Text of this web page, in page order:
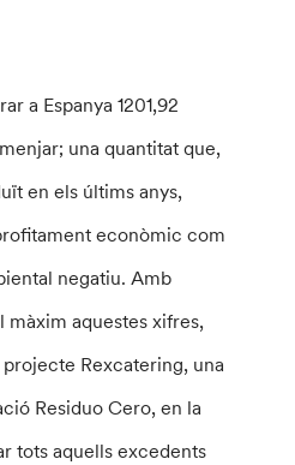
a Espanya 1201,92
una quantitat que,
en els últims anys,
econòmic com
negatiu. Amb
màxim aquestes xifres,
Rexcatering, una
Residuo Cero, en la
tots aquells excedents